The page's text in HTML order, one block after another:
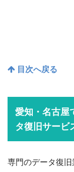
目次へ戻る
愛知・名古屋
タ復旧サービ
専門のデータ復